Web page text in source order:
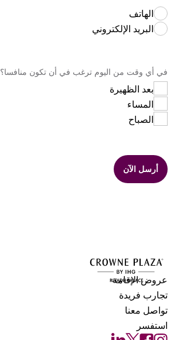
الهاتف
البريد الإلكتروني
في أي وقت من اليوم ترغب في أن تكون منافسا؟
بعد الظهيرة
المساء
الصباح
أرسل الآن
عروض الإقامة
تجارب فريدة
تواصل معنا
استفسر